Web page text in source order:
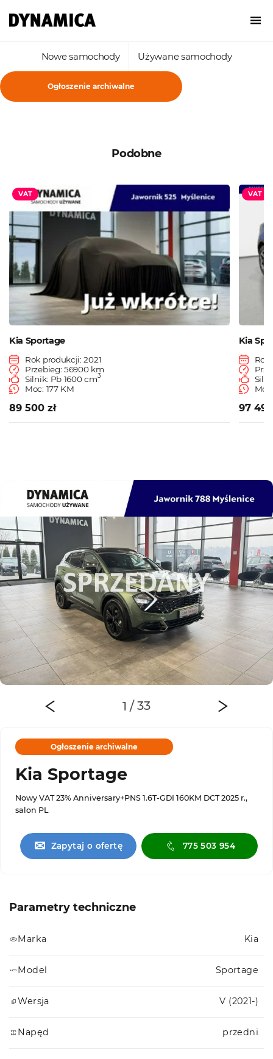
Nowe samochody Używane samochody
Ogłoszenie archiwalne
Podobne
VAT
Kia Sportage
Rok produkcji: 2021
Przebieg: 56900 km
Silnik: Pb 1600 cm3
Moc: 177 KM
89 500 zł
VAT
Kia
Rok
97
Ogłoszenie archiwalne
Kia Sportage
Nowy VAT 23% Anniversary+PNS 1.6T-GDI 160KM DCT 2025 r.,
salon PL
✉ Zapytaj o ofertę 775 503 954
Parametry techniczne
Marka Kia
Model Sportage
Wersja V (2021-)
Napęd przedni